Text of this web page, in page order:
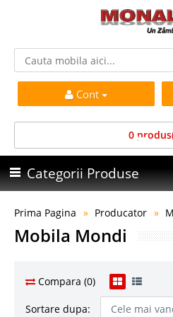
Cont
0
Categorii Produse
Prima Pagina Producator
Mobila Mondi
Compara (0)
Sortare dupa: